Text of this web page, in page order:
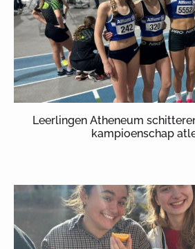
Leerlingen Atheneum
kampioenschap